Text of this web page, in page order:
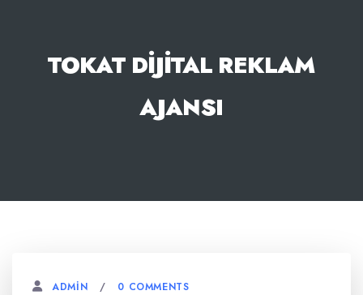
TOKAT DIJITAL REKLAM
AJANSI
ADMIN 0 COMMENTS